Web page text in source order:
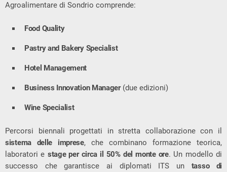
Agroalimentare di Sondrio comprende:
Food Quality
Pastry and Bakery Specialist
Hotel Management
Business Innovation Manager(due edizioni)
Wine Specialist
Percorsi biennali progettati in stretta collaborazione con il
sistema delle imprese, che combinano formazione teorica,
laboratori e stage per circa il 50% del monte ore. Un modello di
successo che garantisce ai diplomati ITS un tasso di